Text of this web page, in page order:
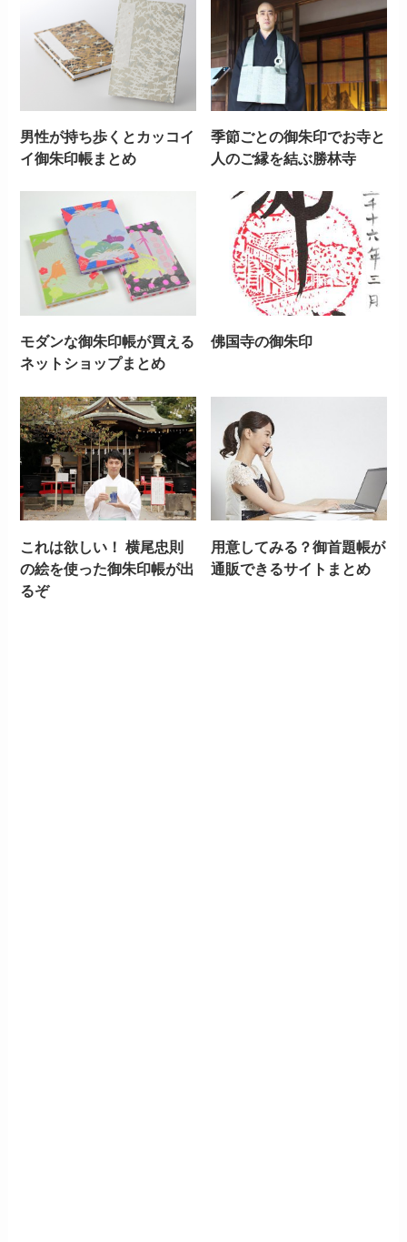
男性が持ち歩くとカッコイ
イ御朱印帳まとめ
季節ごとの御朱印でお寺と
人のご縁を結ぶ勝林寺
モダンな御朱印帳が買える
ネットショップまとめ
佛国寺の御朱印
これは欲しい！ 横尾忠則
の絵を使った御朱印帳が出
るぞ
用意してみる？御首題帳が
通販できるサイトまとめ